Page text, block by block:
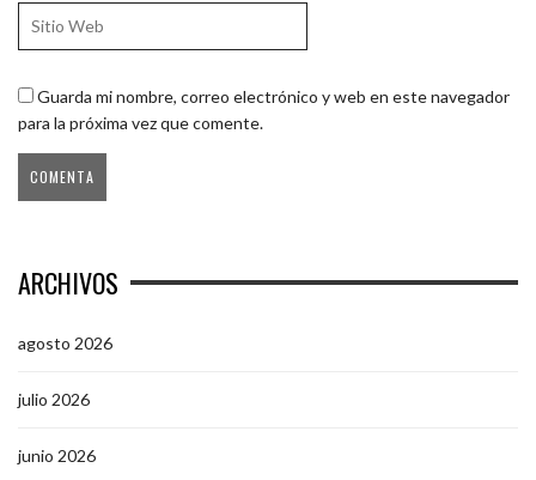
Guarda mi nombre, correo electrónico y web en este navegador
para la próxima vez que comente.
ARCHIVOS
agosto 2026
julio 2026
junio 2026